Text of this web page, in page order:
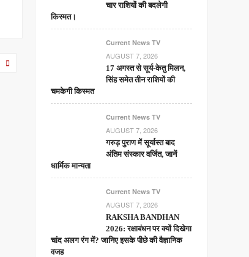
चार राशियों की बदलेगी
किस्मत।
Current News TV
AUGUST 7, 2026
17 अगस्त से सूर्य-केतु मिलन,
सिंह समेत तीन राशियों की
चमकेगी किस्मत
Current News TV
AUGUST 7, 2026
गरुड़ पुराण में सूर्यास्त बाद
अंतिम संस्कार वर्जित, जानें
धार्मिक मान्यता
Current News TV
AUGUST 7, 2026
RAKSHA BANDHAN
2026: रक्षाबंधन पर क्यों दिखेगा
चांद अलग रंग में? जानिए इसके पीछे की वैज्ञानिक
वजह